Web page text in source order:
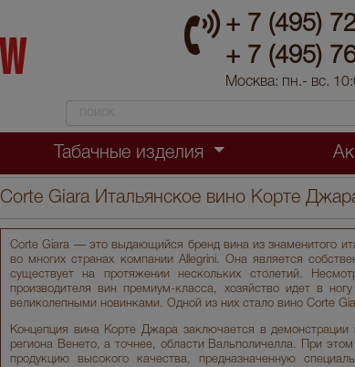
+ 7 (495)
+ 7 (495)
Москва: пн.- вс.
Табачные изделия
Corte Giara Итальянское вино Корте
Corte Giara — это выдающийся бренд вина из знаменитого
во многих странах компании Allegrini. Она является
существует на протяжении нескольких столетий.
производителя вин премиум-класса, хозяйство идет в
великолепными новинками. Одной из них стало вино Corte
Концепция вина Корте Джара заключается в демонстрации
региона Венето, а точнее, области Вальполичелла. При
продукцию высокого качества, предназначенную